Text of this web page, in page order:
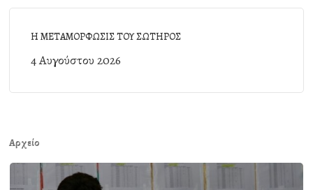
Η ΜΕΤΑΜΟΡΦΩΣΙΣ ΤΟΥ ΣΩΤΗΡΟΣ
4 Αυγούστου 2026
Αρχείο